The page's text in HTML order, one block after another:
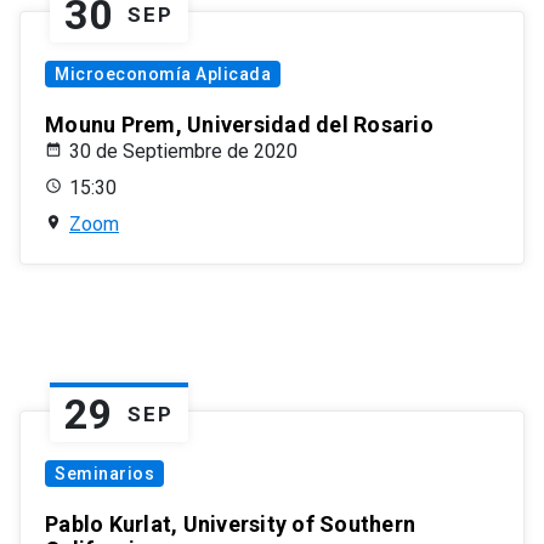
30 SEP
Microeconomía Aplicada
Mounu Prem, Universidad del Rosario
30 de Septiembre de 2020
15:30
Zoom
29 SEP
Seminarios
Pablo Kurlat, University of Southern